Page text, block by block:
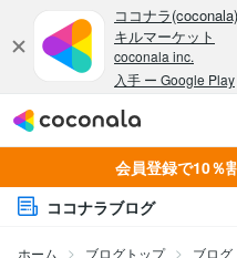
会員登録で10％
ココナラブログ
ホーム ブログトップ ブログ